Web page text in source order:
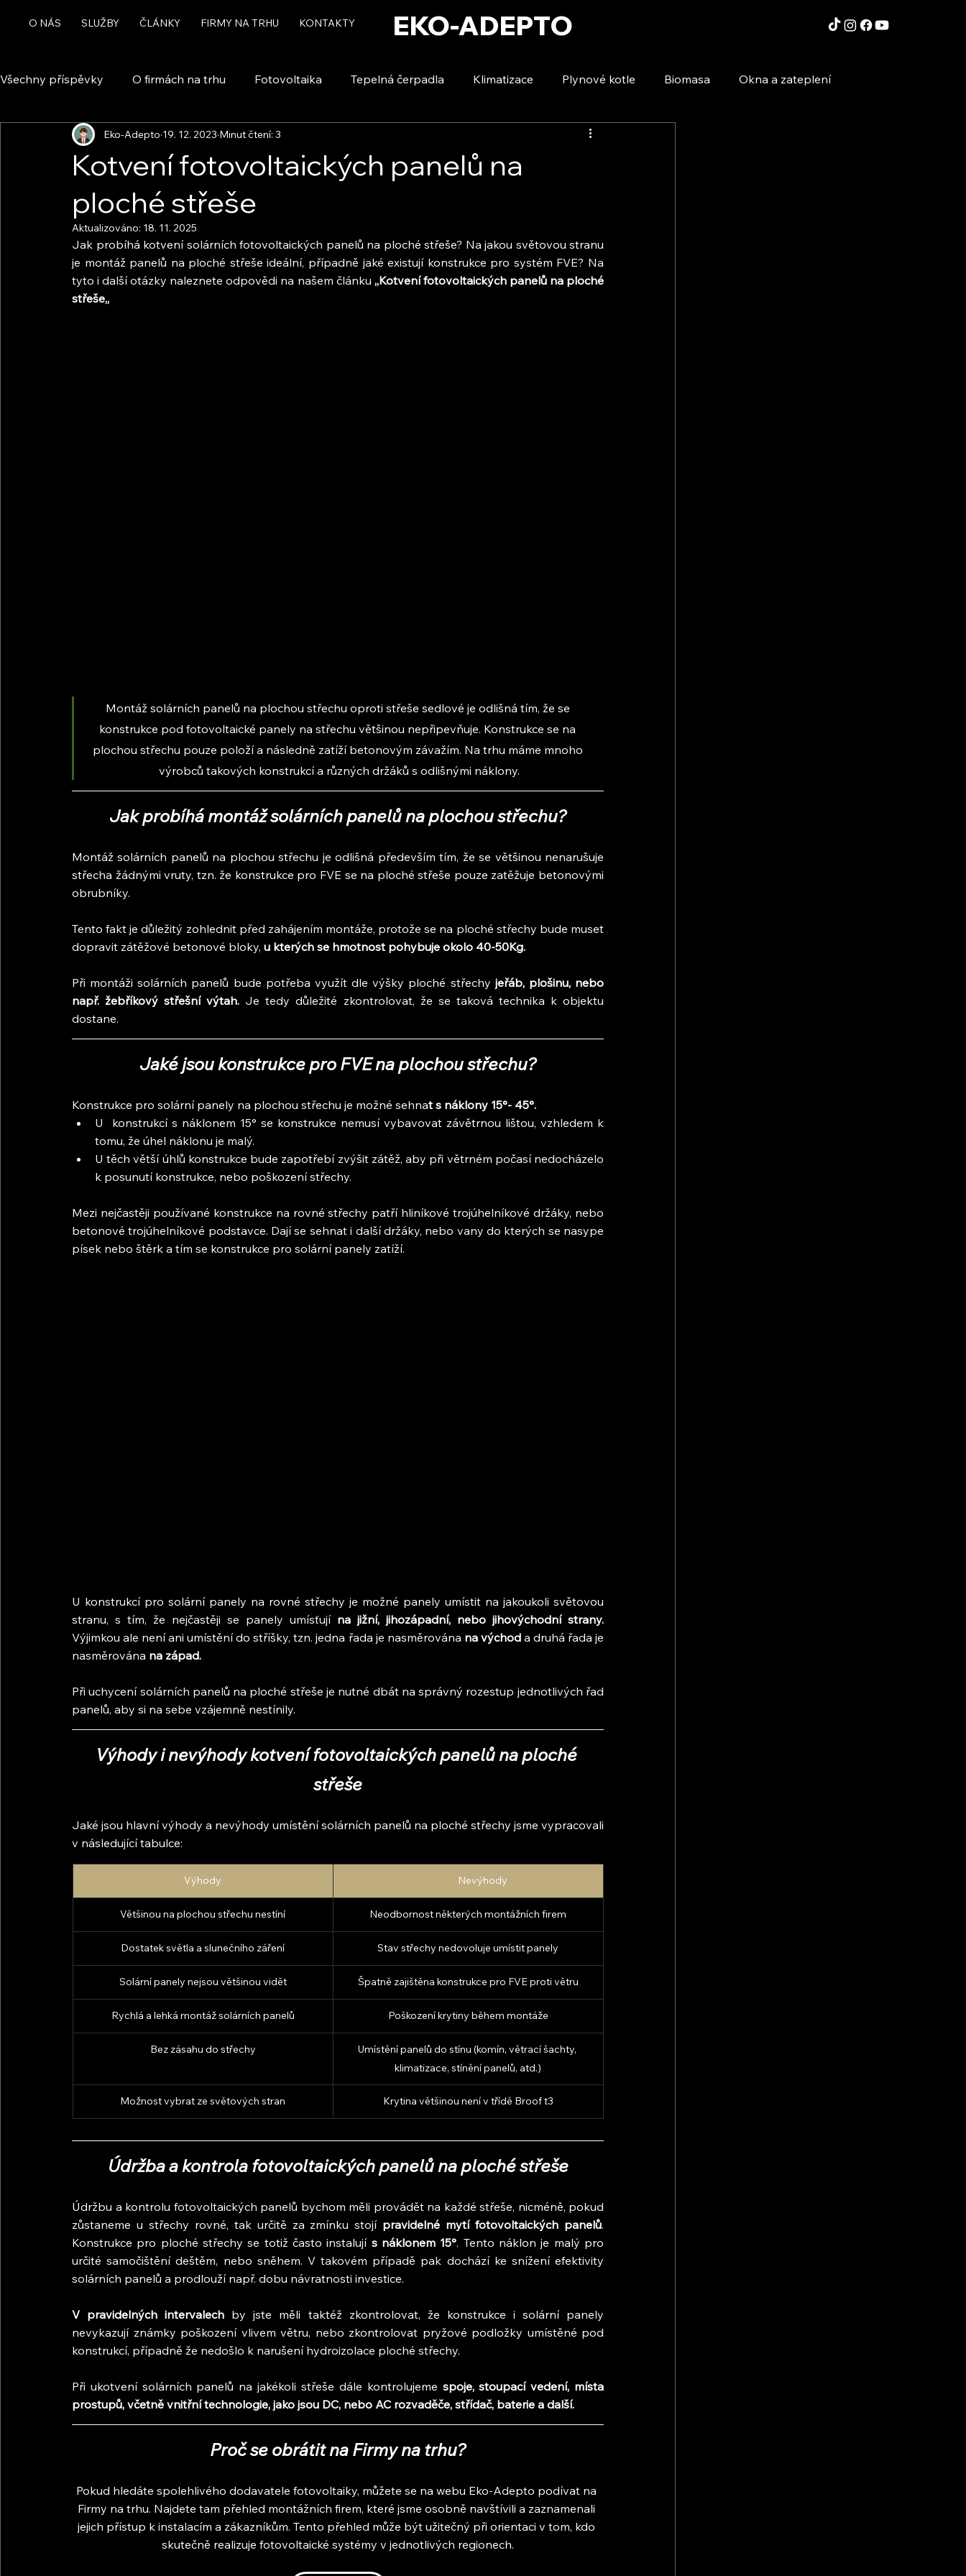
O NÁS SLUŽBY ČLÁNKY FIRMY NA TRHU KONTAKTY EKO-ADEPTO
Všechny příspěvky O firmách na trhu Fotovoltaika Tepelná čerpadla Klimatizace Plynové kotle Biomasa Okna a zateplení
Rekuperace a větrání Chytrá domácnost a automatizace Voda a úspory
Kotvení fotovoltaických panelů na
ploché střeše
Eko-Adepto 19. 12. 2023 Minut čtení: 3
Aktualizováno: 18. 11. 2025
Jak probíhá kotvení solárních fotovoltaických panelů na ploché střeše? Na jakou světovou stranu
je montáž panelů na ploché střeše ideální, případně jaké existují konstrukce pro systém FVE? Na
tyto i další otázky naleznete odpovědi na našem článku ,,Kotvení fotovoltaických panelů na ploché
střeše,,
Montáž solárních panelů na plochou střechu oproti střeše sedlové je odlišná tím, že se
konstrukce pod fotovoltaické panely na střechu většinou nepřipevňuje. Konstrukce se na
plochou střechu pouze položí a následně zatíží betonovým závažím. Na trhu máme mnoho
výrobců takových konstrukcí a různých držáků s odlišnými náklony.
Jak probíhá montáž solárních panelů na plochou střechu?
Montáž solárních panelů na plochou střechu je odlišná především tím, že se většinou nenarušuje
střecha žádnými vruty, tzn. že konstrukce pro FVE se na ploché střeše pouze zatěžuje betonovými
obrubníky.
Tento fakt je důležitý zohlednit před zahájením montáže, protože se na ploché střechy bude muset
dopravit zátěžové betonové bloky, u kterých se hmotnost pohybuje okolo 40-50Kg.
Při montáži solárních panelů bude potřeba využít dle výšky ploché střechy jeřáb, plošinu, nebo
např. žebříkový střešní výtah. Je tedy důležité zkontrolovat, že se taková technika k objektu
dostane.
Jaké jsou konstrukce pro FVE na plochou střechu?
Konstrukce pro solární panely na plochou střechu je možné sehnat s náklony 15°- 45°.
U  konstrukcí s náklonem 15° se konstrukce nemusí vybavovat závětrnou lištou, vzhledem k
tomu, že úhel náklonu je malý.
U těch větší úhlů konstrukce bude zapotřebí zvýšit zátěž, aby při větrném počasí nedocházelo
k posunutí konstrukce, nebo poškození střechy.
Mezi nejčastěji používané konstrukce na rovné střechy patří hliníkové trojúhelníkové držáky, nebo
betonové trojúhelníkové podstavce. Dají se sehnat i další držáky, nebo vany do kterých se nasype
písek nebo štěrk a tím se konstrukce pro solární panely zatíží.
U konstrukcí pro solární panely na rovné střechy je možné panely umístit na jakoukoli světovou
stranu, s tím, že nejčastěji se panely umísťují na jižní, jihozápadní, nebo jihovýchodní strany.
Výjimkou ale není ani umístění do stříšky, tzn. jedna řada je nasměrována na východ a druhá řada je
nasměrována na západ.
Při uchycení solárních panelů na ploché střeše je nutné dbát na správný rozestup jednotlivých řad
panelů, aby si na sebe vzájemně nestínily.
Výhody i nevýhody kotvení fotovoltaických panelů na ploché
střeše
Jaké jsou hlavní výhody a nevýhody umístění solárních panelů na ploché střechy jsme vypracovali
v následující tabulce:
Výhody
	Nevýhody
Většinou na plochou střechu nestíní Neodbornost některých montážních firem
Dostatek světla a slunečního záření Stav střechy nedovoluje umístit panely
Solární panely nejsou většinou vidět Špatně zajištěna konstrukce pro FVE proti větru
Rychlá a lehká montáž solárních panelů Poškození krytiny během montáže
Bez zásahu do střechy
Umístění panelů do stínu (komín, větrací šachty,
klimatizace, stínění panelů, atd.)
Možnost vybrat ze světových stran Krytina většinou není v třídě Broof t3
Údržba a kontrola fotovoltaických panelů na ploché střeše
Údržbu a kontrolu fotovoltaických panelů bychom měli provádět na každé střeše, nicméně, pokud
zůstaneme u střechy rovné, tak určitě za zmínku stojí pravidelné mytí fotovoltaických panelů.
Konstrukce pro ploché střechy se totiž často instalují s náklonem 15°. Tento náklon je malý pro
určité samočištění deštěm, nebo sněhem. V takovém případě pak dochází ke snížení efektivity
solárních panelů a prodlouží např. dobu návratnosti investice.
V pravidelných intervalech by jste měli taktéž zkontrolovat, že konstrukce i solární panely
nevykazují známky poškození vlivem větru, nebo zkontrolovat pryžové podložky umístěné pod
konstrukcí, případně že nedošlo k narušení hydroizolace ploché střechy.
Při ukotvení solárních panelů na jakékoli střeše dále kontrolujeme spoje, stoupací vedení, místa
prostupů, včetně vnitřní technologie, jako jsou DC, nebo AC rozvaděče, střídač, baterie a další.
Proč se obrátit na Firmy na trhu?
Pokud hledáte spolehlivého dodavatele fotovoltaiky, můžete se na webu Eko-Adepto podívat na
Firmy na trhu. Najdete tam přehled montážních firem, které jsme osobně navštívili a zaznamenali
jejich přístup k instalacím a zákazníkům. Tento přehled může být užitečný při orientaci v tom, kdo
skutečně realizuje fotovoltaické systémy v jednotlivých regionech.